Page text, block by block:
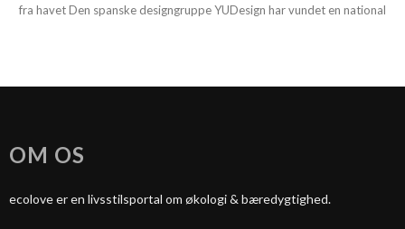
fra havet Den spanske designgruppe YUDesign har vundet en national
OM OS
ecolove er en livsstilsportal om økologi & bæredygtighed.